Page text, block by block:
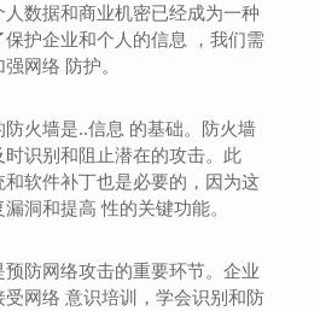
数据和商业机密已经成为一种
护企业和个人的信息 ，我们需
网络 防护。
火墙是..信息 的基础。防火墙
识别和阻止潜在的攻击。此
软件补丁也是必要的，因为这
洞和提高 性的关键功能。
防网络攻击的重要环节。企业
受网络 意识培训，学会识别和防